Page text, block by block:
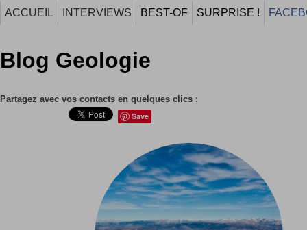
ACCUEIL INTERVIEWS BEST-OF SURPRISE !
Blog Geologie
Partagez avec vos contacts en quelques clics :
Save